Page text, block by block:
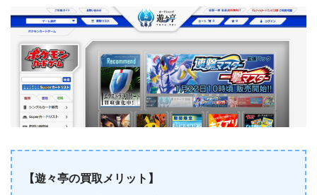
【遊々亭の買取メリット】